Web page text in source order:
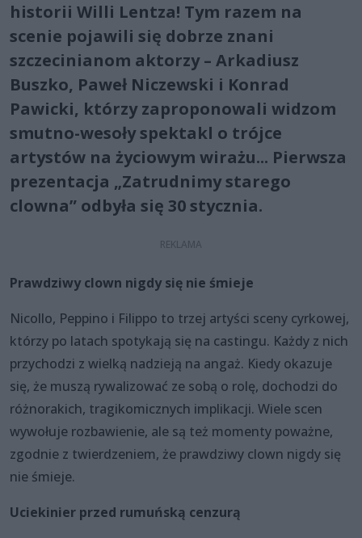
historii Willi Lentza! Tym razem na
scenie pojawili się dobrze znani
szczecinianom aktorzy – Arkadiusz
Buszko, Paweł Niczewski i Konrad
Pawicki, którzy zaproponowali widzom
smutno-wesoły spektakl o trójce
artystów na życiowym wirażu... Pierwsza
prezentacja „Zatrudnimy starego
clowna” odbyła się 30 stycznia.
Prawdziwy clown nigdy się nie śmieje
Nicollo, Peppino i Filippo to trzej artyści sceny cyrkowej,
którzy po latach spotykają się na castingu. Każdy z nich
przychodzi z wielką nadzieją na angaż. Kiedy okazuje
się, że muszą rywalizować ze sobą o rolę, dochodzi do
różnorakich, tragikomicznych implikacji. Wiele scen
wywołuje rozbawienie, ale są też momenty poważne,
zgodnie z twierdzeniem, że prawdziwy clown nigdy się
nie śmieje.
Uciekinier przed rumuńską cenzurą